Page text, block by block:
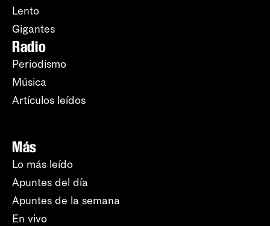
Lento
Gigantes
Radio
Periodismo
Música
Artículos leídos
Más
Lo más leído
Apuntes del día
Apuntes de la semana
En vivo